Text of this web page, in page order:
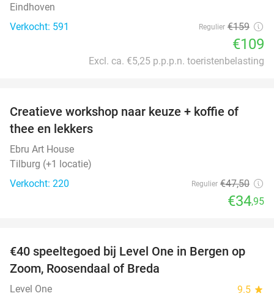
Eindhoven
Verkocht: 591
Regulier €159
€109
Excl. ca. €5,25 p.p.p.n. toeristenbelasting
26%
Creatieve workshop naar keuze + koffie of
thee en lekkers
Ebru Art House
Tilburg (+1 locatie)
Verkocht: 220
Regulier €47,50
€34,95
50%
€40 speeltegoed bij Level One in Bergen op
Zoom, Roosendaal of Breda
Level One 9.5 star